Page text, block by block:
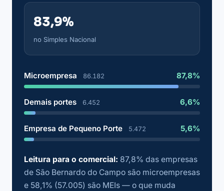
83,9%
no Simples Nacional
Microempresa 86.182 87,8%
Demais portes 6.452 6,6%
Empresa de Pequeno Porte 5.472 5,6%
Leitura para o comercial: 87,8% das empresas
de São Bernardo do Campo são microempresas
e 58,1% (57.005) são MEIs — o que muda